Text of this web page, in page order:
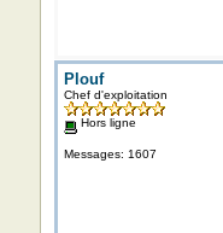
Plouf
Chef d'exploitation
Hors ligne
Messages: 1607